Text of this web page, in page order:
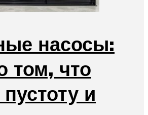
насосы:
том, что
и